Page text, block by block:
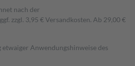
nach der
zzgl. 3,95 € Versandkosten. Ab 29,00 €
Anwendungshinweise des